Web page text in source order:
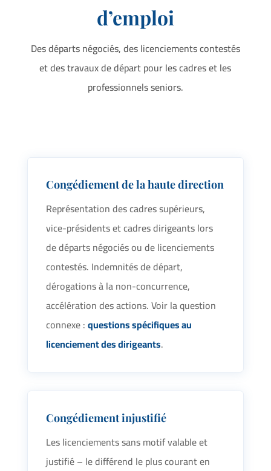
d’emploi
Des départs négociés, des licenciements contestés
et des travaux de départ pour les cadres et les
professionnels seniors.
Congédiement de la haute direction
Représentation des cadres supérieurs,
vice-présidents et cadres dirigeants lors
de départs négociés ou de licenciements
contestés. Indemnités de départ,
dérogations à la non-concurrence,
accélération des actions. Voir la question
connexe :questions spécifiques au
licenciement des dirigeants.
Congédiement injustifié
Les licenciements sans motif valable et
justifié – le différend le plus courant en